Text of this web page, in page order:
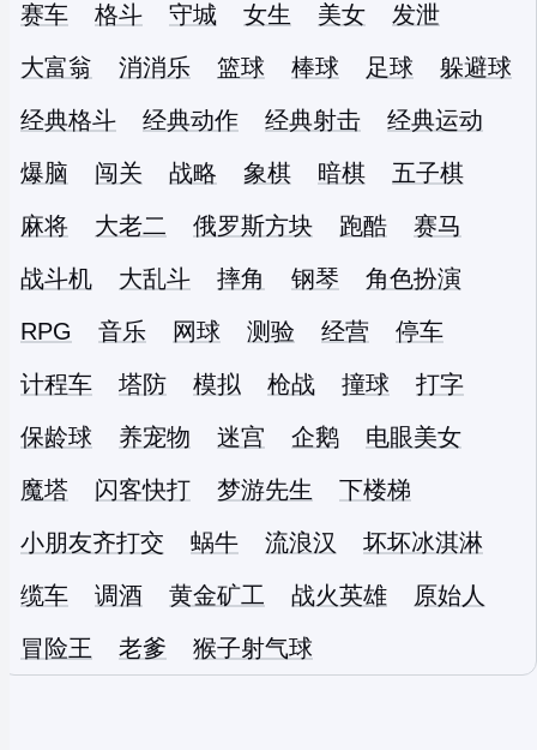
赛车 格斗 守城 女生 美女
发泄
大富翁
消消乐 篮球 棒球 足球
躲避球
经典格斗
经典动作 经典射击
经典运动
爆脑
闯关 战略 象棋 暗棋
五子棋
麻将
大老二 俄罗斯方块 跑酷
赛马
战斗机
大乱斗 摔角 钢琴
角色扮演
RPG
音乐 网球 测验 经营
停车
计程车
塔防 模拟 枪战 撞球
打字
保龄球
养宠物 迷宫 企鹅
电眼美女
魔塔
闪客快打 梦游先生
下楼梯
小朋友齐打交
蜗牛 流浪汉
坏坏冰淇淋
缆车
调酒 黄金矿工 战火英雄
原始人
冒险王
老爹 猴子射气球